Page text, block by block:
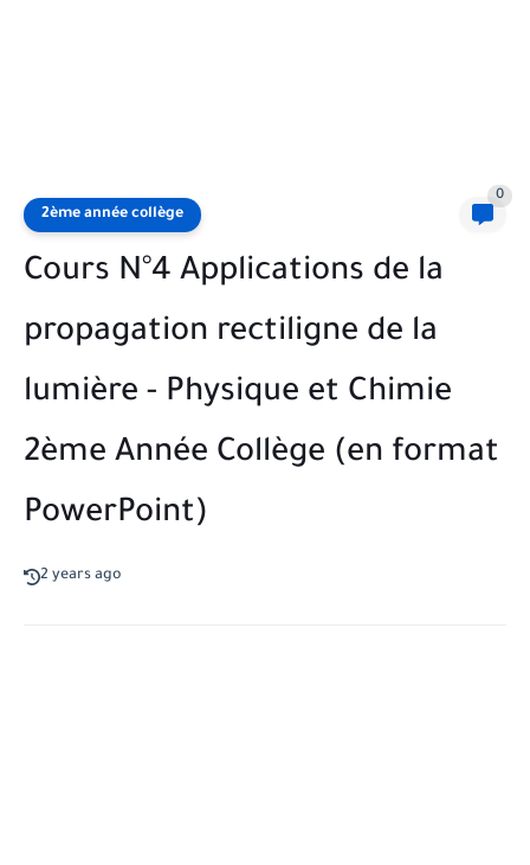
2ème année collège
0
Cours N°4 Applications de la
propagation rectiligne de la
lumière - Physique et Chimie
2ème Année Collège (en format
PowerPoint)
2 years ago